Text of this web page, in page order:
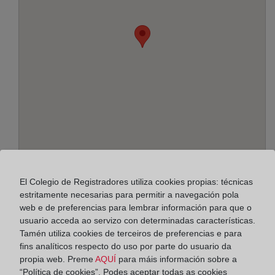
Carrera, 4 - planta baja, 14920
Horario:
De lunes a viernes de 09:00 a 17:00 horas
Agosto: De lunes a viernes de 09:00 a 14:00 horas
El Colegio de Registradores utiliza cookies propias: técnicas
estritamente necesarias para permitir a navegación pola
web e de preferencias para lembrar información para que o
usuario acceda ao servizo con determinadas características.
Tamén utiliza cookies de terceiros de preferencias e para
fins analíticos respecto do uso por parte do usuario da
propia web. Preme AQUÍ para máis información sobre a
“Política de cookies”. Podes aceptar todas as cookies